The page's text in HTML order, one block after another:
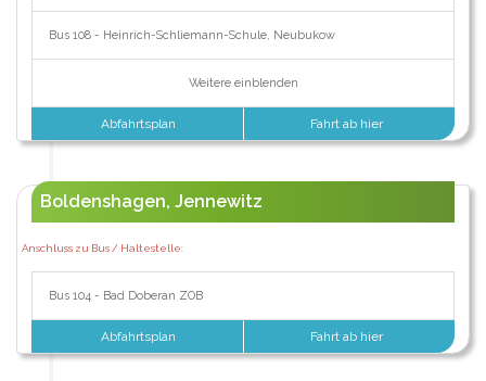
Bus 108 - Heinrich-Schliemann-Schule, Neubukow
Weitere einblenden
Abfahrtsplan Fahrt ab hier
Boldenshagen, Jennewitz
Anschluss zu Bus / Haltestelle:
Bus 104 - Bad Doberan ZOB
Abfahrtsplan Fahrt ab hier